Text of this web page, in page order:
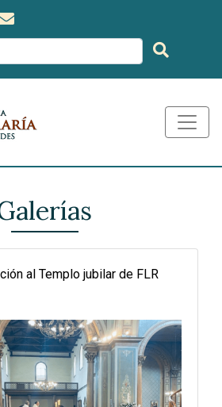
al Templo jubilar de FLR